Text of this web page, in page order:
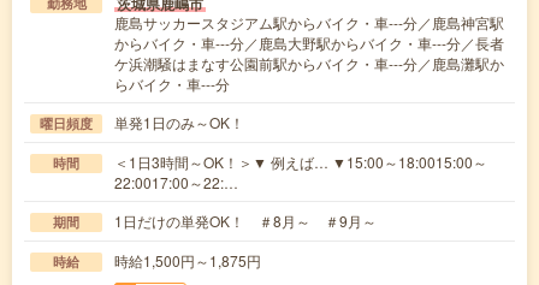
鹿島サッカースタジアム駅からバイク・車---分／鹿島神宮駅
からバイク・車---分／鹿島大野駅からバイク・車---分／長者
ケ浜潮騒はまなす公園前駅からバイク・車---分／鹿島灘駅か
らバイク・車---分
曜日頻度 単発1日のみ～OK！
時間
＜1日3時間～OK！＞▼ 例えば… ▼15:00～18:0015:00～
22:0017:00～22:…
期間 1日だけの単発OK！ ＃8月～ ＃9月～
時給 時給1,500円～1,875円